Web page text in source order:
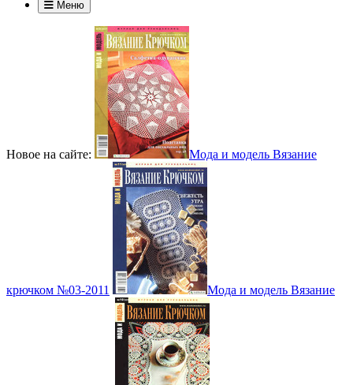
Меню
Новое на сайте: Мода и модель Вязание
крючком №03-2011 Мода и модель Вязание